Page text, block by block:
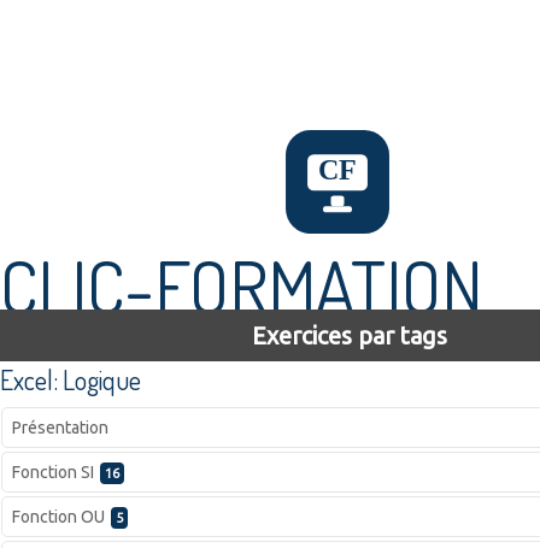
CLIC-FORMATION
Exercices par tags
Excel: Logique
Présentation
Fonction SI 16
Fonction OU 5